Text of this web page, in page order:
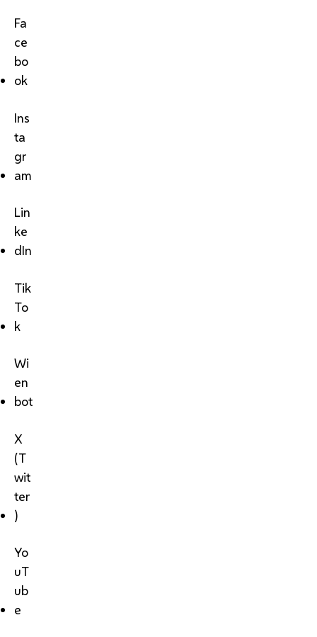
Fa
ce
bo
ok
Ins
ta
gr
am
Lin
ke
dIn
Tik
To
k
Wi
en
bot
X
(T
wit
ter
)
Yo
uT
ub
e